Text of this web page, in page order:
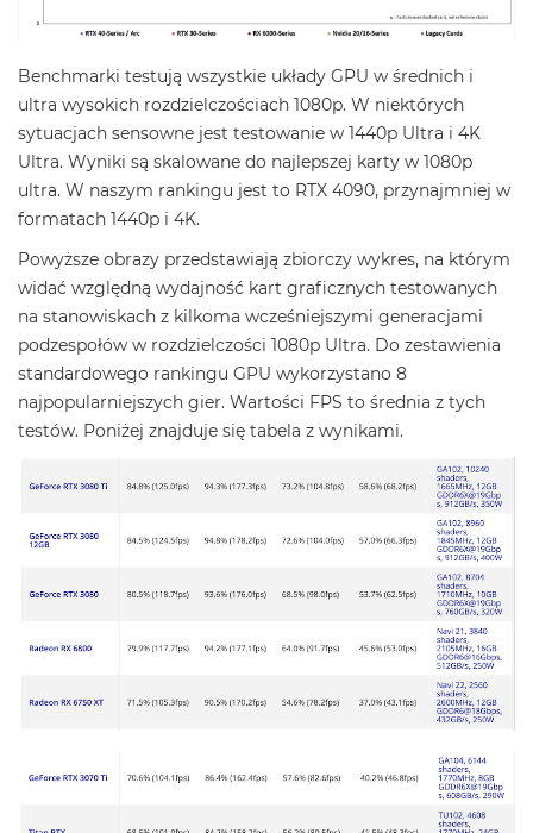
Benchmarki testują wszystkie układy GPU w średnich i
ultra wysokich rozdzielczościach 1080p. W niektórych
sytuacjach sensowne jest testowanie w 1440p Ultra i 4K
Ultra. Wyniki są skalowane do najlepszej karty w 1080p
ultra. W naszym rankingu jest to RTX 4090, przynajmniej w
formatach 1440p i 4K.
Powyższe obrazy przedstawiają zbiorczy wykres, na którym
widać względną wydajność kart graficznych testowanych
na stanowiskach z kilkoma wcześniejszymi generacjami
podzespołów w rozdzielczości 1080p Ultra. Do zestawienia
standardowego rankingu GPU wykorzystano 8
najpopularniejszych gier. Wartości FPS to średnia z tych
testów. Poniżej znajduje się tabela z wynikami.